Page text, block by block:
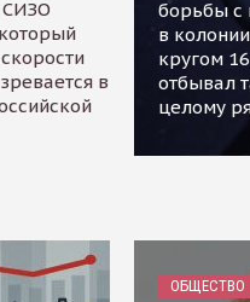
СИЗО
в
борьбы с
в
кругом
отбывал
целому
ОБЩЕСТВО